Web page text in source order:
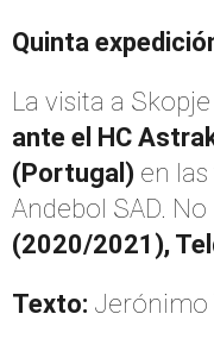
Quinta
La visita a
ante el HC
(Portugal) en
Andebol SAD.
(2020/2021),
Texto: